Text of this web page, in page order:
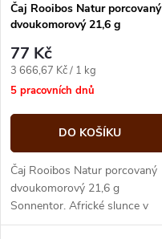
Čaj Rooibos Natur porcovaný
dvoukomorový 21,6 g
77 Kč
Měrná
cena:
3 666,67 Kč / 1 kg
5 pracovních dnů
DO KOŠÍKU
Čaj Rooibos Natur porcovaný
dvoukomorový 21,6 g
Sonnentor. Africké slunce v
šálku! Žádný div, že tento